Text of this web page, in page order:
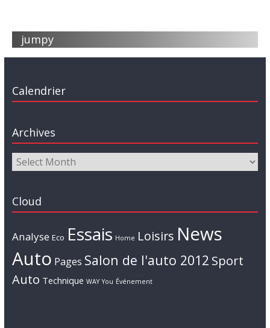
jumpy
Calendrier
Archives
Cloud
Analyse Eco Essais Home Loisirs News
Auto Pages Salon de l'auto 2012 Sport
Auto Technique WAY You Événement